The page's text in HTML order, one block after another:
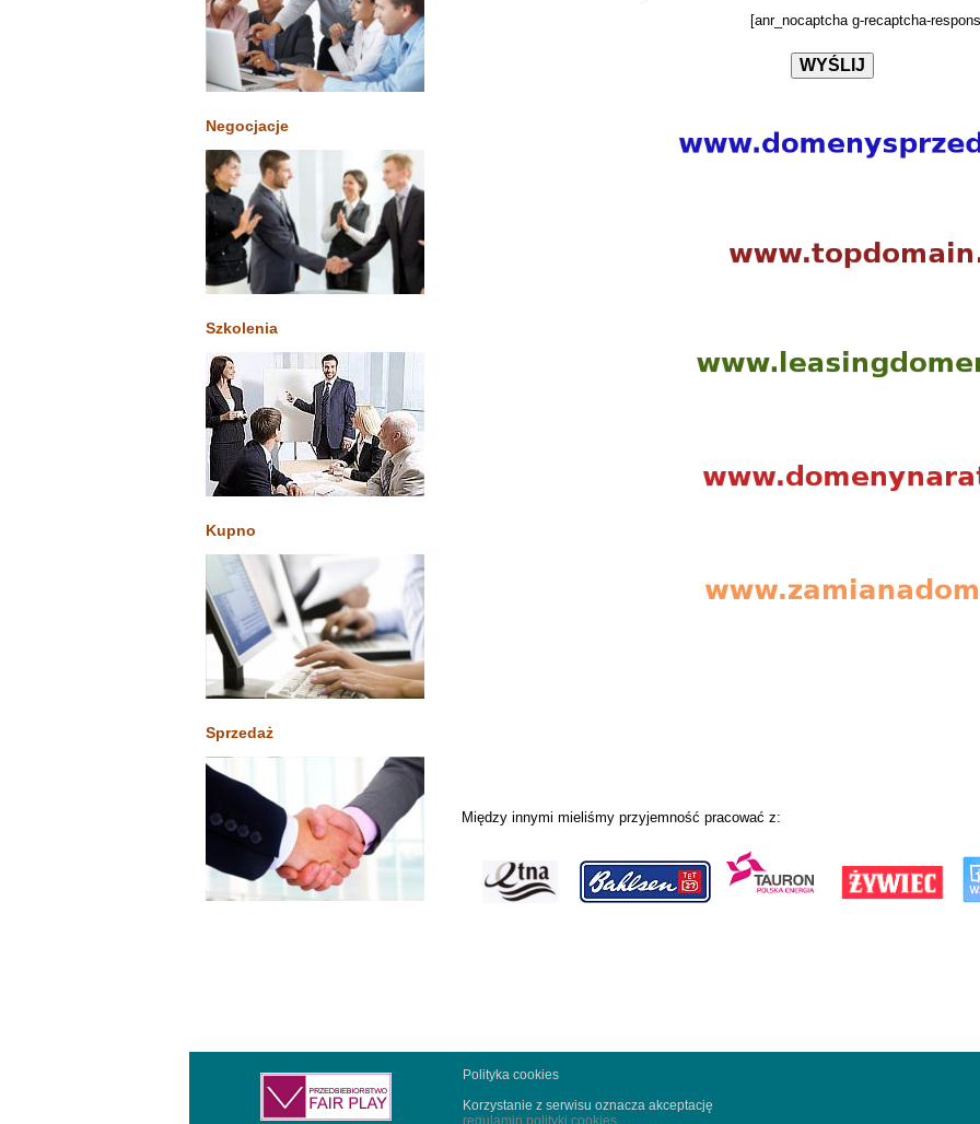
Negocjacje
Szkolenia
Kupno
Sprzedaż
[anr_nocaptcha g-recaptcha-
Między innymi mieliśmy przyjemność pracować z:
Polityka cookies
Korzystanie z serwisu oznacza akceptację
regulamin polityki cookies